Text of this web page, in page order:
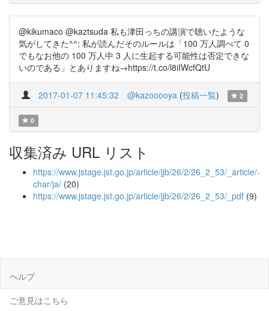
@kikumaco @kaztsuda 私も津田っちの講演で聴いたような
気がしてきた^^; 私が読んだそのルールは「100 万人調べて 0
でもなお他の 100 万人中 3 人に生起する可能性は否定できな
いのである」とありますね→https://t.co/l8iIWcfQtU
2017-01-07 11:45:32 @kazooooya (投稿一覧) 2
0
収集済み URL リスト
https://www.jstage.jst.go.jp/article/jjb/26/2/26_2_53/_article/-
char/ja/ (20)
https://www.jstage.jst.go.jp/article/jjb/26/2/26_2_53/_pdf (9)
ヘルプ
ご意見はこちら